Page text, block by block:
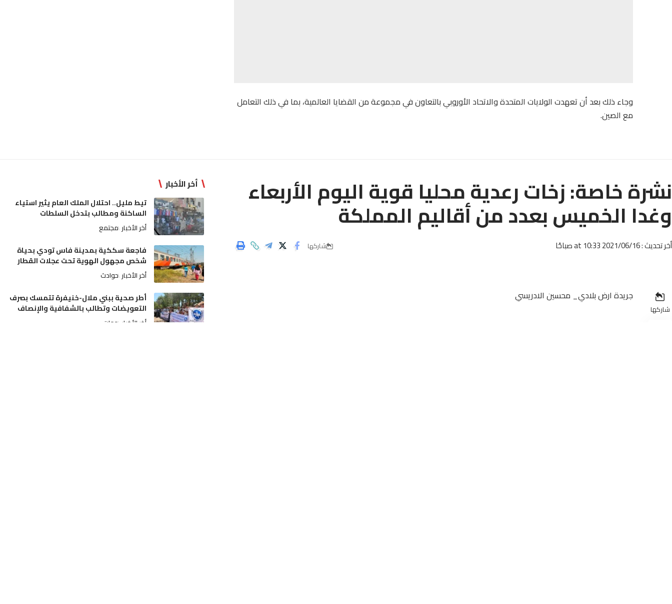
وجاء ذلك بعد أن تعهدت الولايات المتحدة والاتحاد الأوروبي بالتعاون في مجموعة من القضايا العالمية، بما في ذلك التعامل
مع الصين.
نشرة خاصة: زخات رعدية محليا قوية اليوم الأربعاء
وغدا الخميس بعدد من أقاليم المملكة
أخر تحديث : 2021/06/16 at 10:33 صباحًا شاركها
شاركها
جريدة ارض بلادي_ محسين الادريسي
أخر الأخبار
تيط مليل.. احتلال الملك العام يثير استياء
الساكنة ومطالب بتدخل السلطات
أخر الأخبار مجتمع
فاجعة سككية بمدينة فاس تودي بحياة
شخص مجهول الهوية تحت عجلات القطار
أخر الأخبار حوادث
أطر صحية ببني ملال-خنيفرة تتمسك بصرف
التعويضات وتطالب بالشفافية والإنصاف
أخر الأخبار جهات